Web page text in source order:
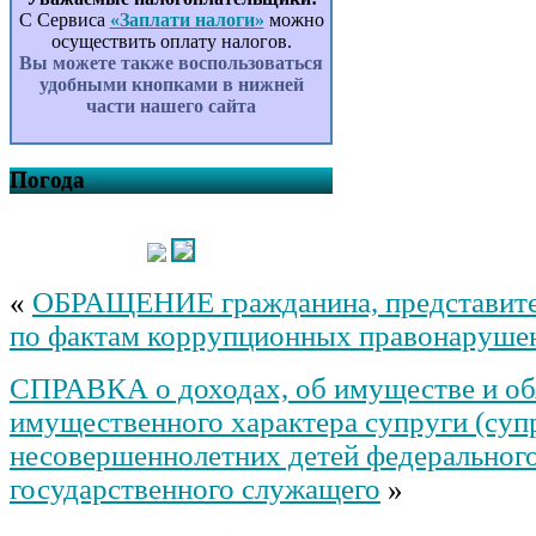
Кунтугушевский сельсовет
муниципального района
Балтачевский район Республики
Башкортостан на 2026 – 2027
годы
предоставления муниципальной
услуги «Предоставление водных
находящихся в муниципальной
собственности (обводненного
основании решения о
предоставлении водного объекта
в пользование» в сельском
сельсовет муниципального
Республики Башкортостан
О внесении изменений в
Правила землепользования и
застройки сельского поселения
С Сервиса «Заплати налоги» можно
осуществить оплату налогов.
Вы можете также воспользоваться
удобными кнопками в нижней
части нашего сайта
Погода
« ОБРАЩЕНИЕ гражданина,
по фактам коррупционных
СПРАВКА о доходах, об имуществе и
имущественного характера супруги
несовершеннолетних детей
государственного служащего »